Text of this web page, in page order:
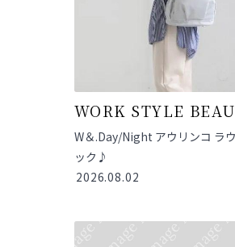
WORK STYLE
W＆.Day/Night アウリンコ ラ
ック♪
2026.08.02